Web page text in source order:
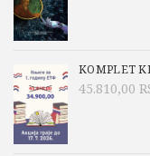
KOMPLET
45.810,00